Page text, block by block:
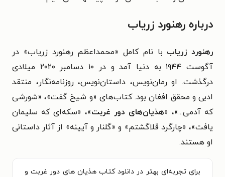
درباره رهنورد زریاب
رهنورد زریاب با نام کامل «محمداعظم رهنورد زریاب» در
آگوست ۱۹۴۴ به دنیا آمد و در ۱۰ دسامبر ۲۰۲۰ میلادی
درگذشت. او رمان‌نویس، داستان‌نویس، روزنامه‌نگار، منتقد
ادبی و محقق افغان بود. کتاب‌های «و شیخ گفت»، «شورشی
که آدمی...»، «هذیان‌های دور غربت»، «سکه‌ای که سلیمان
یافت»، «چارگرد قلاگشتم» و «گلنار و آیینه» از آثار داستانی
او هستند.
برای تجربه‌ای بهتر در دانلود کتاب هذیان های دور غربت و